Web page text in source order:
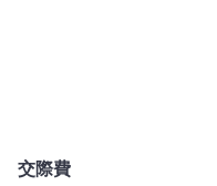
交際費